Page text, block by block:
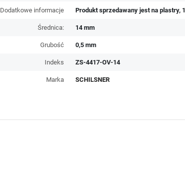
Dodatkowe informacje Produkt sprzedawany jest na plastry,
Średnica: 14 mm
Grubość 0,5 mm
Indeks ZS-4417-OV-14
Marka SCHILSNER